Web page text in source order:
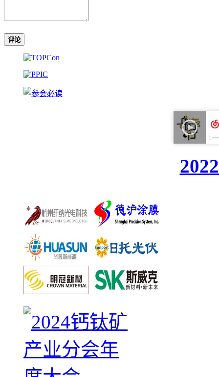
评论